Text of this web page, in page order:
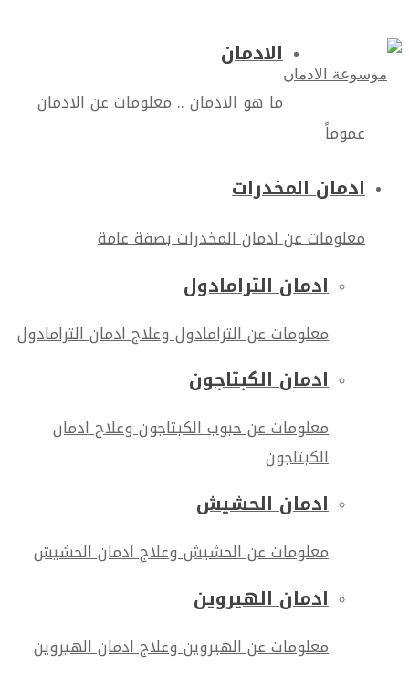
الادمان
ما هو الادمان .. معلومات عن الادمان
عموماً
ادمان المخدرات
معلومات عن ادمان المخدرات بصفة عامة
ادمان الترامادول
معلومات عن الترامادول وعلاج ادمان الترامادول
ادمان الكبتاجون
معلومات عن حبوب الكبتاجون وعلاج ادمان
الكبتاجون
ادمان الحشيش
معلومات عن الحشيش وعلاج ادمان الحشيش
ادمان الهيروين
معلومات عن الهيروين وعلاج ادمان الهيروين